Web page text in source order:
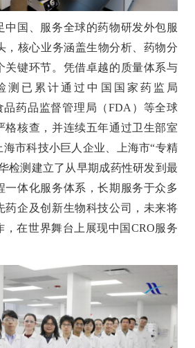
中国、服务全球的药物研发外包服
，核心业务涵盖生物分析、药物分
关键环节。凭借卓越的质量体系与
测已累计通过中国国家药监局
品药品监督管理局（FDA）等全球
格核查，并连续五年通过卫生部室
市科技小巨人企业、上海市“专精
检测建立了从早期成药性研发到最
一体化服务体系，长期服务于众多
药企及创新生物科技公司，未来将
，在世界舞台上展现中国CRO服务